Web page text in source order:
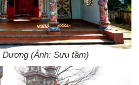
Dương (Ảnh: Sưu tầm)